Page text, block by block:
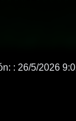
: 26/5/2026